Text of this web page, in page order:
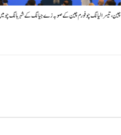
چین، تیسرا لیانگ چو فورم چین کے صوبہ زے جیانگ کے شہر ہانگ چو